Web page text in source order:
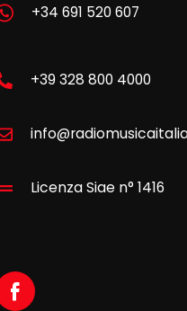
+34 691 520 607
+39 328 800 4000
Licenza Siae n° 1416